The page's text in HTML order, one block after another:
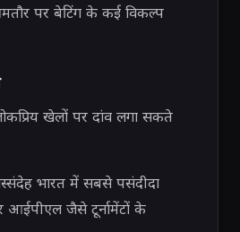
पर बेटिंग के कई विकल्प
खेलों पर दांव लगा सकते
भारत में सबसे पसंदीदा
जैसे टूर्नामेंटों के